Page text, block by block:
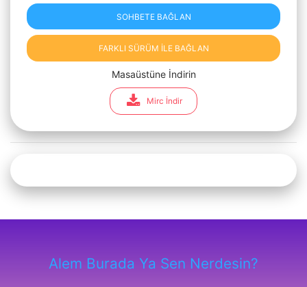
SOHBETE BAĞLAN
FARKLI SÜRÜM İLE BAĞLAN
Masaüstüne İndirin
Mirc İndir
Alem Burada Ya Sen Nerdesin?